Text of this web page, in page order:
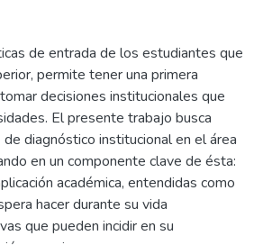
de entrada de los estudiantes que
permite tener una primera
decisiones institucionales que
El presente trabajo busca
diagnóstico institucional en el área
en un componente clave de ésta:
académica, entendidas como
hacer durante su vida
que pueden incidir en su